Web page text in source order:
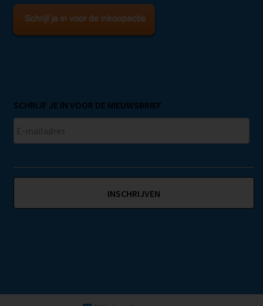
SCHRIJF JE IN VOOR DE NIEUWSBRIEF